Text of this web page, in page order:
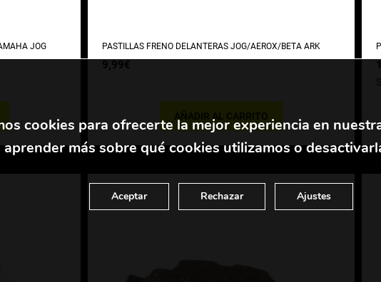
JOG
PASTILLAS FRENO DELANTERAS JOG/AEROX/BETA ARK
9,99€
AÑADIR AL CARRITO
cookies para ofrecerte la mejor experiencia en
aprender más sobre qué cookies utilizamos o
Aceptar Rechazar Ajustes